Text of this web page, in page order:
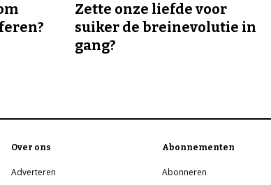
Zette onze liefde voor
suiker de breinevolutie in
gang?
Over ons
Adverteren
Abonnementen
Abonneren